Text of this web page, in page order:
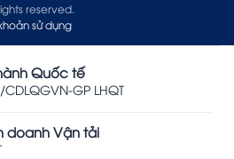
reserved.
sử dụng
Quốc tế
GP LHQT
doanh Vận tải